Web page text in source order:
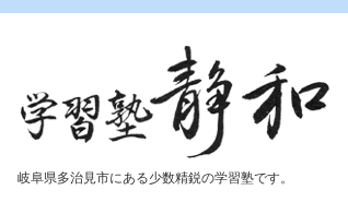
岐阜県多治見市にある少数精鋭の学習塾です。